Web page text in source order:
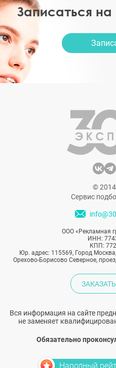
Записаться
©
Сервис
ООО «Рекламная
ИНН:
КПП:
Юр. адрес: 115569, Город
Орехово-Борисово Северное,
Вся информация на сайте
не заменяет
Обязательно
Народный